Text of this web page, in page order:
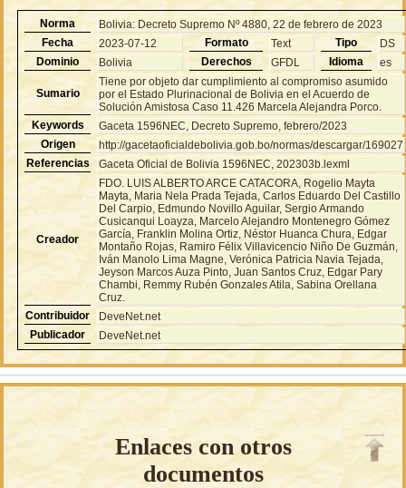
Norma
Bolivia: Decreto Supremo Nº 4880, 22 de febrero de 2023
Fecha
2023-07-12 Formato Text Tipo
DS
Dominio
Bolivia Derechos GFDL Idioma es
Sumario
Tiene por objeto dar cumplimiento al compromiso asumido
por el Estado Plurinacional de Bolivia en el Acuerdo de
Solución Amistosa Caso 11.426 Marcela Alejandra Porco.
Keywords
Gaceta 1596NEC, Decreto Supremo, febrero/2023
Origen
http://gacetaoficialdebolivia.gob.bo/normas/descargar/169027
Referencias
Gaceta Oficial de Bolivia 1596NEC, 202303b.lexml
Creador
FDO. LUIS ALBERTO ARCE CATACORA, Rogelio Mayta
Mayta, Maria Nela Prada Tejada, Carlos Eduardo Del Castillo
Del Carpio, Edmundo Novillo Aguilar, Sergio Armando
Cusicanqui Loayza, Marcelo Alejandro Montenegro Gómez
García, Franklin Molina Ortiz, Néstor Huanca Chura, Edgar
Montaño Rojas, Ramiro Félix Villavicencio Niño De Guzmán,
Iván Manolo Lima Magne, Verónica Patricia Navia Tejada,
Jeyson Marcos Auza Pinto, Juan Santos Cruz, Edgar Pary
Chambi, Remmy Rubén Gonzales Atila, Sabina Orellana
Cruz.
Contribuidor
DeveNet.net
Publicador
DeveNet.net
Enlaces con otros
documentos